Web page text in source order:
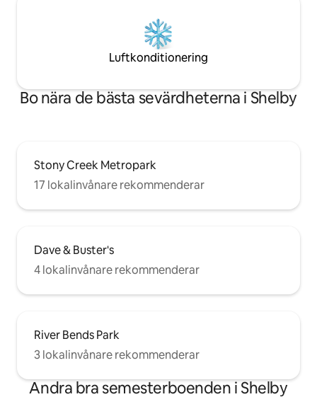
Luftkonditionering
Bo nära de bästa sevärdheterna i Shelby
Stony Creek Metropark
17 lokalinvånare rekommenderar
Dave & Buster's
4 lokalinvånare rekommenderar
River Bends Park
3 lokalinvånare rekommenderar
Andra bra semesterboenden i Shelby